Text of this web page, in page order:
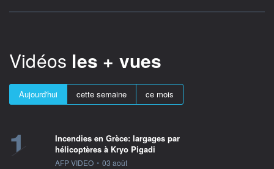
Vidéos les + vues
Aujourd'hui cette semaine ce mois
1
Incendies en Grèce: largages par
hélicoptères à Kryo Pigadi
information fournie par
AFP VIDEO • 03 août